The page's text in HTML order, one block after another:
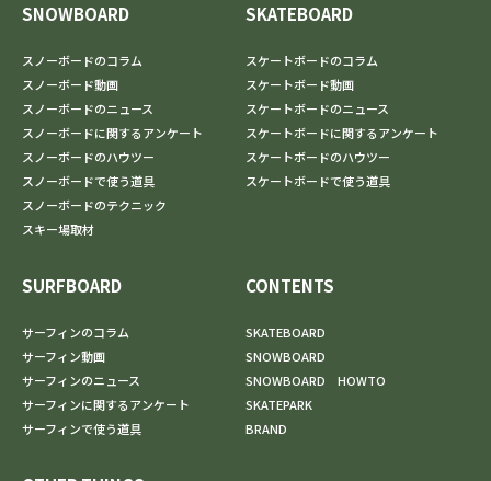
SNOWBOARD
スノーボードのコラム
スノーボード動画
スノーボードのニュース
スノーボードに関するアンケート
スノーボードのハウツー
スノーボードで使う道具
スノーボードのテクニック
スキー場取材
SKATEBOARD
スケートボードのコラム
スケートボード動画
スケートボードのニュース
スケートボードに関するアンケート
スケートボードのハウツー
スケートボードで使う道具
SURFBOARD
サーフィンのコラム
サーフィン動画
サーフィンのニュース
サーフィンに関するアンケート
サーフィンで使う道具
CONTENTS
SKATEBOARD
SNOWBOARD
SNOWBOARD HOWTO
SKATEPARK
BRAND